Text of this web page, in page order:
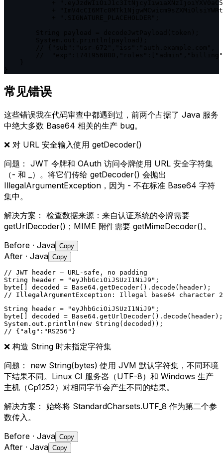
+
+
//
常见错误
这些错误我在代码审查中都遇到过，前两个占据了 Java 服务
中绝大多数 Base64 相关的生产 bug。
❌ 对 URL 安全输入使用 getDecoder()
问题： JWT 令牌和 OAuth 访问令牌使用 URL 安全字符集
（- 和 _）。将它们传给 getDecoder() 会抛出
IllegalArgumentException，因为 - 不在标准 Base64 字符
集中。
解决方案： 检查数据来源：来自认证系统的令牌需要
getUrlDecoder()；MIME 附件需要 getMimeDecoder()。
Before · Java Copy
After · Java Copy
// JWT header — URL-safe, no padding
String header = "eyJhbGciOiJSUzI1NiJ9";
byte[] decoded = Base64.getDecoder().decode(header);
// IllegalArgumentException: Illegal base64 character
String header = "eyJhbGciOiJSUzI1NiJ9";
byte[] decoded = Base64.getUrlDecoder().decode(header);
System.out.println(new String(decoded));
// {"alg":"RS256"}
❌ 构造 String 时未指定字符集
问题：
new String(bytes) 使用 JVM 默认字符集，不同环境
下结果不同。Linux CI 服务器（UTF-8）和 Windows 生产
主机（Cp1252）对相同字节会产生不同的结果。
解决方案： 始终将 StandardCharsets.UTF_8 作为第二个参
数传入。
Before · Java Copy
After · Java Copy